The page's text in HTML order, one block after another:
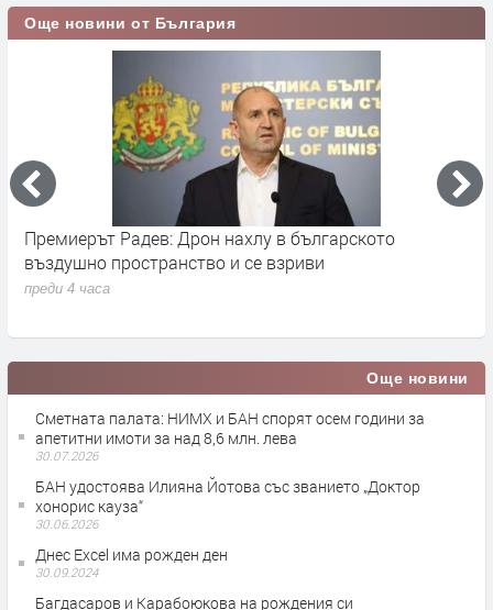
Още новини от България
Премиерът Радев: Дрон нахлу в българското
въздушно пространство и се взриви
преди 4 часа
Още новини
Сметната палата: НИМХ и БАН спорят осем години за
апетитни имоти за над 8,6 млн. лева
30.07.2026
БАН удостоява Илияна Йотова със званието „Доктор
хонорис кауза“
30.06.2026
Днес Excel има рожден ден
30.09.2024
Багдасаров и Карабоюкова на рождения си